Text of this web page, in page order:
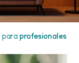
para profesionales